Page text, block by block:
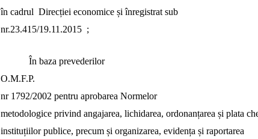
în cadrul Direcției economice și înregistrat sub
nr.23.415/19.11.2015 ;
În baza prevederilor
O.M.F.P.
nr 1792/2002 pentru aprobareaNormelor
metodologice privind angajarea, lichidarea, ordonanțarea și plata
instituțiilor publice, precum și organizarea, evidența și raportarea